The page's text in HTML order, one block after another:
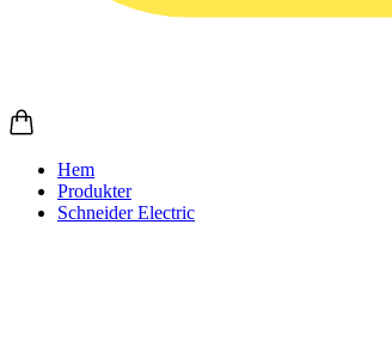
Hem
Produkter
Schneider Electric